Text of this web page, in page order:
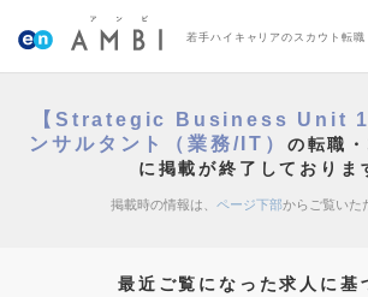
若手ハイキャリアのスカウト転職
【Strategic Business Unit 1
ンサルタント（業務/IT） の転職
に掲載が終了しておりま
掲載時の情報は、 ページ下部からご覧いた
最近ご覧になった求人に基